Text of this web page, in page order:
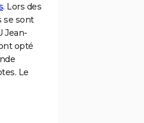
. Lors des
se sont
Jean-
opté
Le